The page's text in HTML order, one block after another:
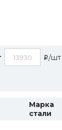
i/шт
Марка
стали